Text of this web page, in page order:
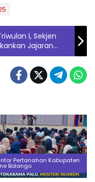
I, Sekjen
Jajaran
Pertanahan Kabupaten
Bolango